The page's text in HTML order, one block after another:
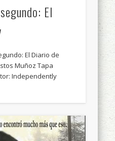
El
El Diario de
Muñoz Tapa
Independently